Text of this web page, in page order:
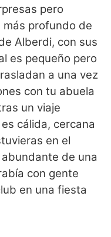
pero
más profundo de
Alberdi, con sus
es pequeño pero
a una vez
con tu abuela
un viaje
cálida, cercana
en el
de una
con gente
en una fiesta